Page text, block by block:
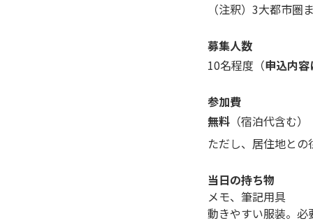
（注釈）3大都市
募集人数
10名程度（申込内
参加費
無料 （宿泊代含む）
ただし、居住地と
当日の持ち物
メモ、筆記用具
動きやすい服装。